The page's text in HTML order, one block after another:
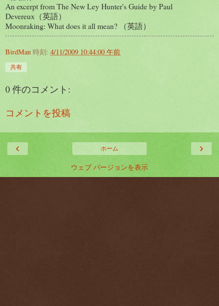
An excerpt from The New Ley Hunter's Guide by Paul
Devereux（英語）
Moonraking: What does it all mean? （英語）
BirdMan 時刻: 4/11/2009 10:44:00 午前
共有
0 件のコメント:
コメントを投稿
‹ ›
ホーム
ウェブ バージョンを表示